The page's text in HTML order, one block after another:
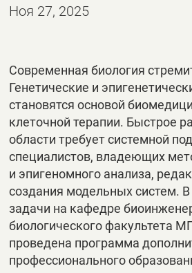
Ноя 27, 2025
Современная биология
Генетические и
становятся основой
клеточной терапии. Быстрое
области требует системной
специалистов, владеющих
и эпигеномного анализа,
создания модельных систем.
задачи на кафедре
биологического факультета
проведена программа
профессионального